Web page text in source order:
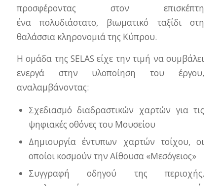
προσφέροντας στον επισκέπτη
ένα πολυδιάστατο, βιωματικό ταξίδι στη
θαλάσσια κληρονομιά της Κύπρου.
Η ομάδα της SELAS είχε την τιμή να συμβάλει
ενεργά στην υλοποίηση του έργου,
αναλαμβάνοντας:
Σχεδιασμό διαδραστικών χαρτών για τις
ψηφιακές οθόνες του Μουσείου
Δημιουργία έντυπων χαρτών τοίχου, οι
οποίοι κοσμούν την Αίθουσα «Μεσόγειος»
Συγγραφή οδηγού της περιοχής,